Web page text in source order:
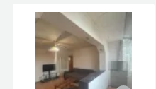
Servicii
Animale de companie
Afaceri și
Inchiriere Bunuri si
Utilaje agricole si
Piese auto si accesorii
Dacia Duster